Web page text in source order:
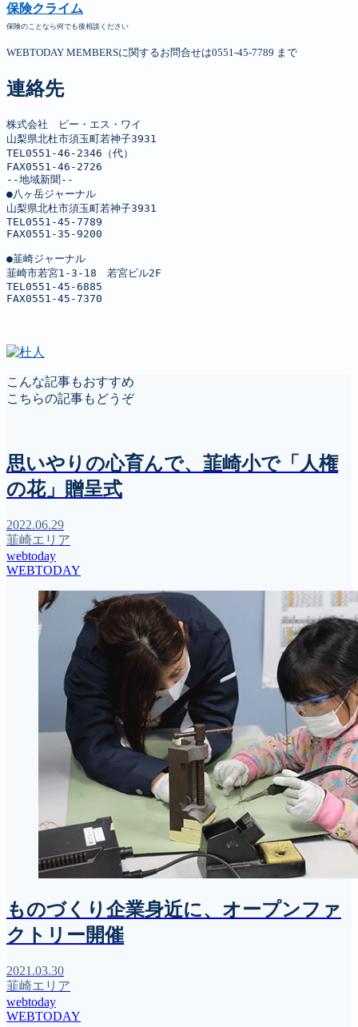
保険クライム
保険のことなら何でも後相談ください
WEBTODAY MEMBERSに関するお問合せは0551-45-7789 まで
連絡先
株式会社　ピー・エス・ワイ
山梨県北杜市須玉町若神子3931
TEL0551-46-2346（代）
FAX0551-46-2726
--地域新聞--
●八ヶ岳ジャーナル
山梨県北杜市須玉町若神子3931
TEL0551-45-7789
FAX0551-35-9200
●韮崎ジャーナル
韮崎市若宮1-3-18　若宮ビル2F
TEL0551-45-6885
FAX0551-45-7370
こんな記事もおすすめ
こちらの記事もどうぞ
思いやりの心育んで、韮崎小で「人権
の花」贈呈式
2022.06.29
韮崎エリア
webtoday
WEBTODAY
ものづくり企業身近に、オープンファ
クトリー開催
2021.03.30
韮崎エリア
webtoday
WEBTODAY